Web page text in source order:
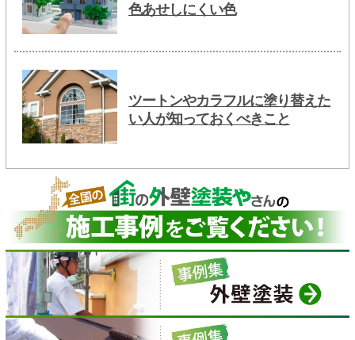
色あせしにくい色
ツートンやカラフルに塗り替えた
い人が知っておくべきこと